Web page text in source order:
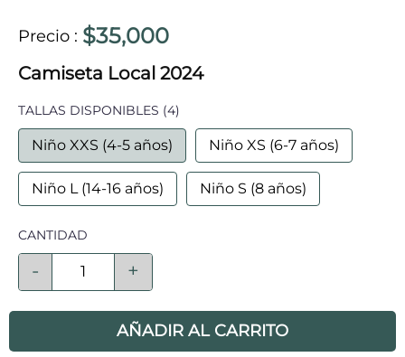
Precio : $35,000
Camiseta Local 2024
TALLAS DISPONIBLES (4)
Niño XXS (4-5 años) Niño XS (6-7 años)
Niño L (14-16 años) Niño S (8 años)
CANTIDAD
- +
AÑADIR AL CARRITO